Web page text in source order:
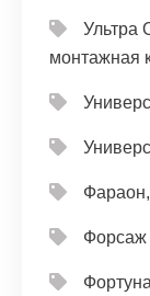
Ультра
монтажная
Форсаж
Фортуна